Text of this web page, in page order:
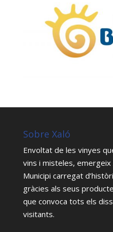
Sobre Xaló
Envoltat de les vinyes
vins i misteles, emergeix
Municipi carregat
gràcies als seus
que convoca tots els
visitants.